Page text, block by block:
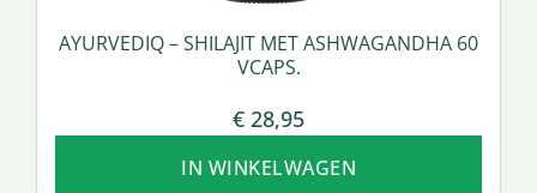
AYURVEDIQ – SHILAJIT MET ASHWAGANDHA 60
VCAPS.
€ 28,95
IN WINKELWAGEN